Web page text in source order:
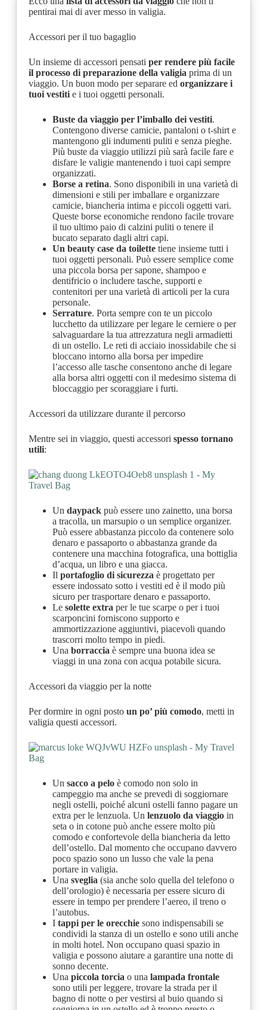
pentirai mai di aver messo in valigia.
Accessori per il tuo bagaglio
Un insieme di accessori pensati per rendere più facile
il processo di preparazione della valigia prima di un
viaggio. Un buon modo per separare ed organizzare i
tuoi vestitie i tuoi oggetti personali.
Buste da viaggio per l’imballo dei vestiti.
Contengono diverse camicie, pantaloni o t-shirt e
mantengono gli indumenti puliti e senza pieghe.
Più buste da viaggio utilizzi più sarà facile fare e
disfare le valigie mantenendo i tuoi capi sempre
organizzati.
Borse a retina. Sono disponibili in una varietà di
dimensioni e stili per imballare e organizzare
camicie, biancheria intima e piccoli oggetti vari.
Queste borse economiche rendono facile trovare
il tuo ultimo paio di calzini puliti o tenere il
bucato separato dagli altri capi.
Un beauty case da toilettetiene insieme tutti i
tuoi oggetti personali. Può essere semplice come
una piccola borsa per sapone, shampoo e
dentifricio o includere tasche, supporti e
contenitori per una varietà di articoli per la cura
personale.
Serrature. Porta sempre con te un piccolo
lucchetto da utilizzare per legare le cerniere o per
salvaguardare la tua attrezzatura negli armadietti
di un ostello. Le reti di acciaio inossidabile che si
bloccano intorno alla borsa per impedire
l’accesso alle tasche consentono anche di legare
alla borsa altri oggetti con il medesimo sistema di
bloccaggio per scoraggiare i furti.
Accessori da utilizzare durante il percorso
Mentre sei in viaggio, questi accessori spesso tornano
utili:
Un daypackpuò essere uno zainetto, una borsa
a tracolla, un marsupio o un semplice organizer.
Può essere abbastanza piccolo da contenere solo
denaro e passaporto o abbastanza grande da
contenere una macchina fotografica, una bottiglia
d’acqua, un libro e una giacca.
Il portafoglio di sicurezza è progettato per
essere indossato sotto i vestiti ed è il modo più
sicuro per trasportare denaro e passaporto.
Le solette extra per le tue scarpe o per i tuoi
scarponcini forniscono supporto e
ammortizzazione aggiuntivi, piacevoli quando
trascorri molto tempo in piedi.
Una borraccia è sempre una buona idea se
viaggi in una zona con acqua potabile sicura.
Accessori da viaggio per la notte
Per dormire in ogni posto un po’ più comodo, metti in
valigia questi accessori.
Un sacco a peloè comodo non solo in
campeggio ma anche se prevedi di soggiornare
negli ostelli, poiché alcuni ostelli fanno pagare un
extra per le lenzuola. Un lenzuolo da viaggioin
seta o in cotone può anche essere molto più
comodo e confortevole della biancheria da letto
dell’ostello. Dal momento che occupano davvero
poco spazio sono un lusso che vale la pena
portare in valigia.
Una sveglia (sia anche solo quella del telefono o
dell’orologio) è necessaria per essere sicuro di
essere in tempo per prendere l’aereo, il treno o
l’autobus.
I tappi per le orecchiesono indispensabili se
condividi la stanza di un ostello e sono utili anche
in molti hotel. Non occupano quasi spazio in
valigia e possono aiutare a garantire una notte di
sonno decente.
Una piccola torcia o una lampada frontale
sono utili per leggere, trovare la strada per il
bagno di notte o per vestirsi al buio quando si